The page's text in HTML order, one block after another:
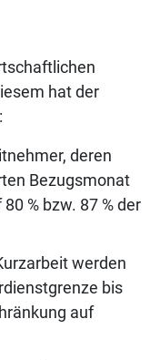
hat der
deren
Bezugsmonat
% bzw. 87 % der
werden
bis
auf